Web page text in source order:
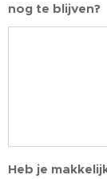
nog te blijven?
Heb je